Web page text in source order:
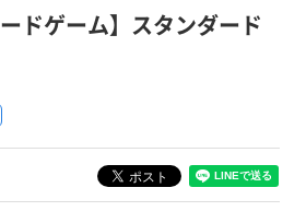
ードゲーム】スタンダード